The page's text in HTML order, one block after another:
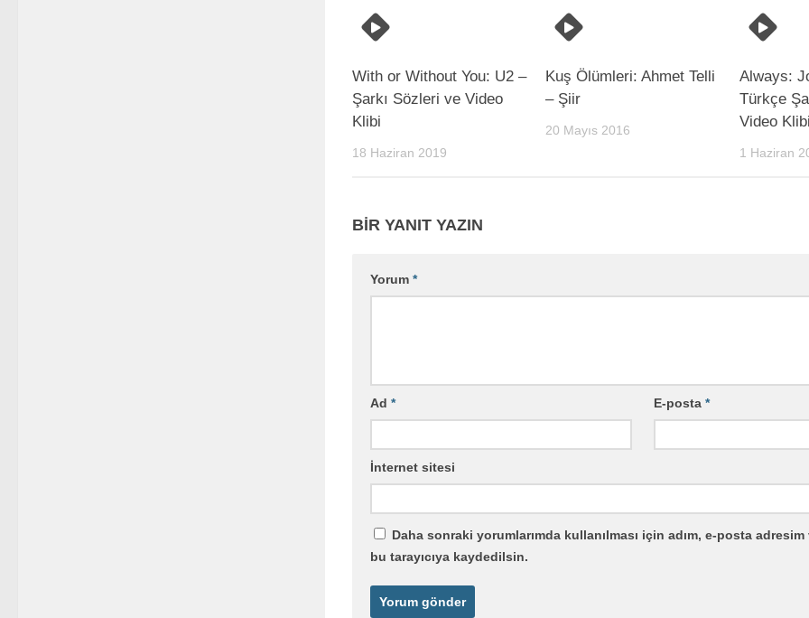
With or Without You: U2 –
Şarkı Sözleri ve Video
Klibi
18 Haziran 2019
Kuş Ölümleri: Ahmet Telli
– Şiir
20 Mayıs 2016
Always:
Türkçe
Video
1 Haziran
BIR YANIT YAZIN
Yorum *
Ad * E-posta*
İnternet sitesi
Daha sonraki yorumlarımda kullanılması için adım, e-posta
bu tarayıcıya kaydedilsin.